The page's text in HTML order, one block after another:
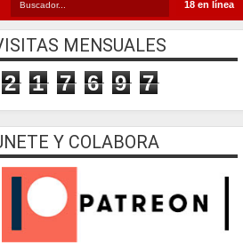
18 en línea
MENSUALES
2 1 7 6 9 7
Y COLABORA